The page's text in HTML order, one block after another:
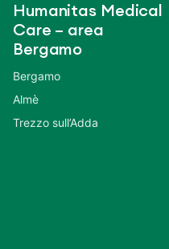
Humanitas Medical
Care – area
Bergamo
Bergamo
Almè
Trezzo sull’Adda